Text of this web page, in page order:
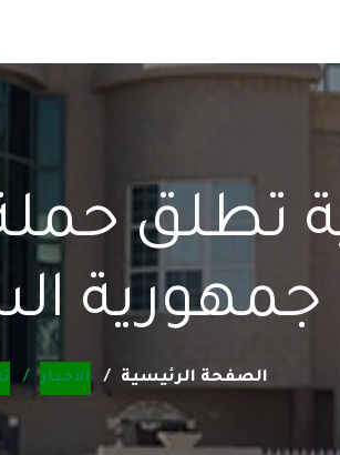
تطلق
جمهورية
الصفحة الرئيسية الأخبار